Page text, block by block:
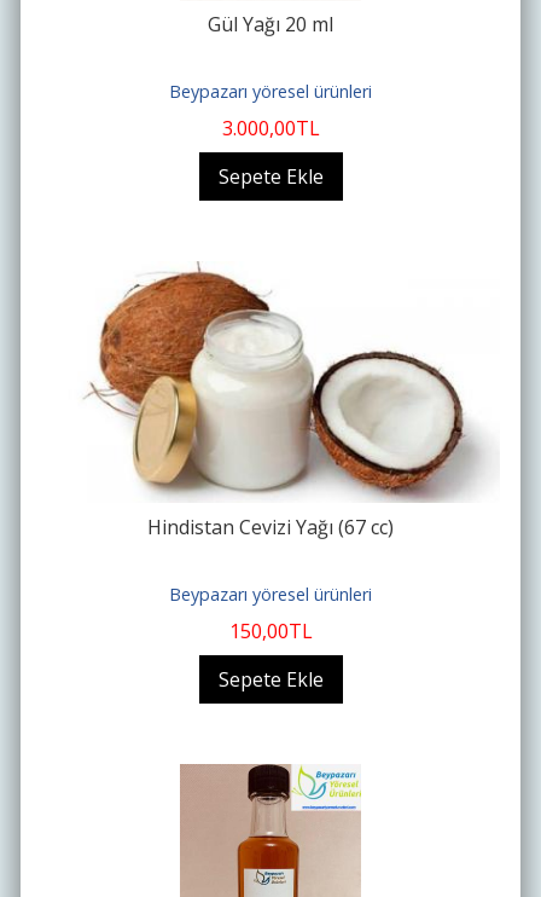
Gül Yağı 20 ml
Beypazarı yöresel ürünleri
3.000,00TL
Sepete Ekle
Hindistan Cevizi Yağı (67 cc)
Beypazarı yöresel ürünleri
150,00TL
Sepete Ekle